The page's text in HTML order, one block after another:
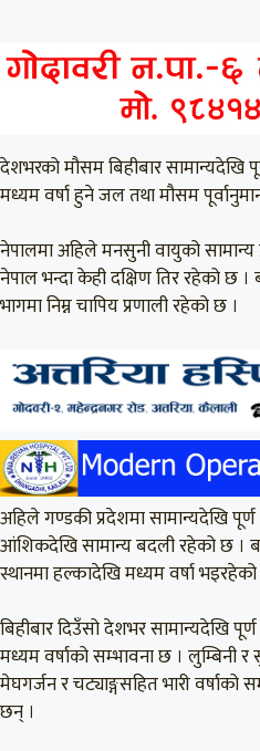
देशभरको मौसम बिहीबार सामान्यदेखि
मध्यम वर्षा हुने जल तथा मौसम
नेपालमा अहिले मनसुनी वायुको सामान्य
नेपाल भन्दा केही दक्षिण तिर रहेको छ ।
भागमा निम्न चापिय प्रणाली रहेको छ ।
अहिले गण्डकी प्रदेशमा सामान्यदेखि
आंशिकदेखि सामान्य बदली रहेको छ ।
स्थानमा हल्कादेखि मध्यम वर्षा
बिहीबार दिउँसो देशभर सामान्यदेखि
मध्यम वर्षाको सम्भावना छ । लुम्बिनी
मेघगर्जन र चट्याङ्गसहित भारी
छन् ।